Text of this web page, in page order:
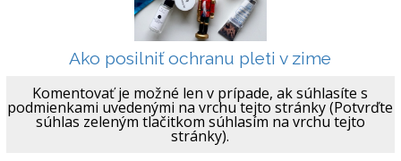
Ako posilniť ochranu pleti v zime
Komentovať je možné len v prípade, ak súhlasíte s
podmienkami uvedenými na vrchu tejto stránky (Potvrďte
súhlas zeleným tlačitkom súhlasím na vrchu tejto
stránky).